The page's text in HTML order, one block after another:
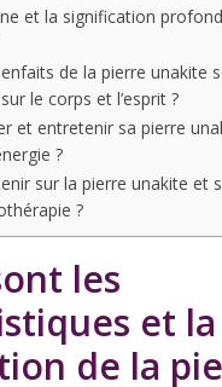
et la signification
de la pierre unakite
le corps et l’esprit ?
et entretenir sa pierre
?
sur la pierre unakite et
?
les
et la
de la